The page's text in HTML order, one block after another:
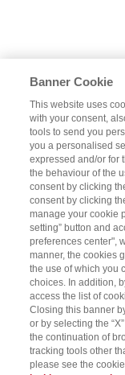
Banner Cookie
This website uses
with your consent,
tools to send you
you a personalised
expressed and/or for
the behaviour of the
consent by clicking
consent by clicking
manage your cookie
setting” button and
preferences center",
manner, the cookies
the use of which you
choices. In addition,
access the list of
Closing this banner
or by selecting the
the continuation of
tracking tools other
please see the